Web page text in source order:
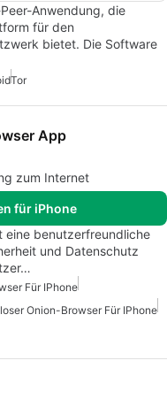
Anwendung, die
für den
bietet. Die Software
Tor
App
zum Internet
für iPhone
eine benutzerfreundliche
und Datenschutz
Für IPhone
Onion-Browser Für IPhone